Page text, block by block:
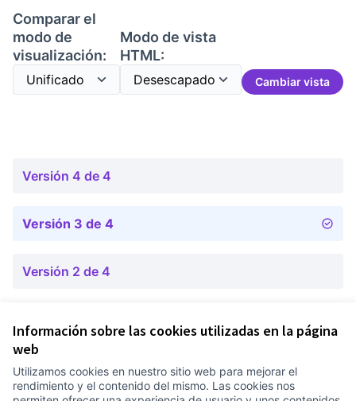
Información sobre las cookies utilizadas en la página
web
Utilizamos cookies en nuestro sitio web para mejorar el
rendimiento y el contenido del mismo. Las cookies nos
Comparar el
modo de
visualización:
Modo de vista
HTML:
Cambiar vista
Versión 4 de 4
Versión 3 de 4
Versión 2 de 4
Términos y condiciones de uso
Configuración de cookies